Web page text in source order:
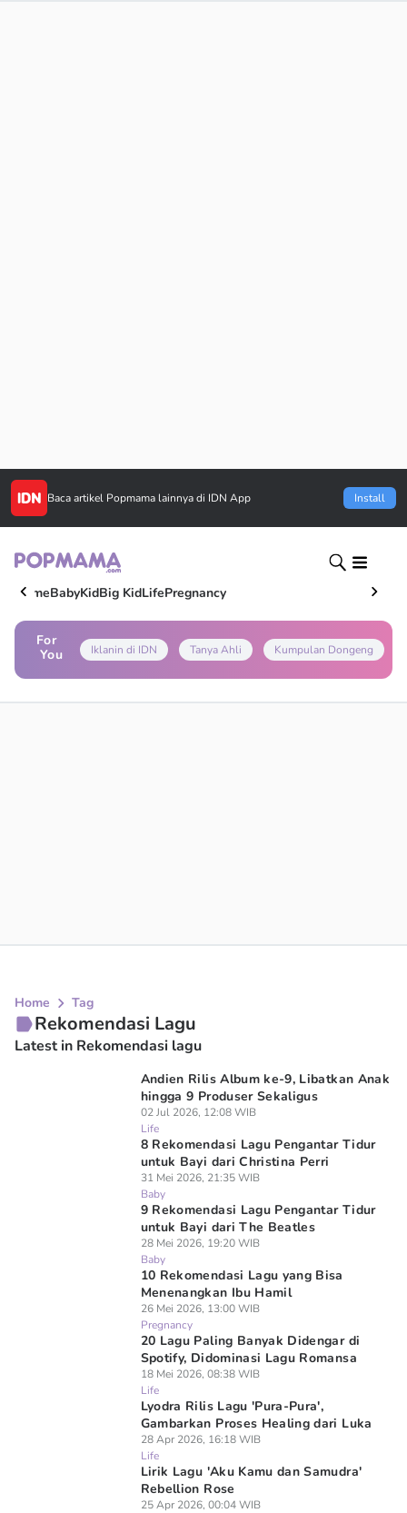
Baca artikel Popmama lainnya di IDN App Install
HomeBabyKidBig KidLifePregnancy
For
You
Iklanin di IDN Tanya Ahli Kumpulan Dongeng
Home Tag
Rekomendasi Lagu
Latest in Rekomendasi lagu
Andien Rilis Album ke-9, Libatkan Anak
hingga 9 Produser Sekaligus
02 Jul 2026, 12:08 WIB
Life
8 Rekomendasi Lagu Pengantar Tidur
untuk Bayi dari Christina Perri
31 Mei 2026, 21:35 WIB
Baby
9 Rekomendasi Lagu Pengantar Tidur
untuk Bayi dari The Beatles
28 Mei 2026, 19:20 WIB
Baby
10 Rekomendasi Lagu yang Bisa
Menenangkan Ibu Hamil
26 Mei 2026, 13:00 WIB
Pregnancy
20 Lagu Paling Banyak Didengar di
Spotify, Didominasi Lagu Romansa
18 Mei 2026, 08:38 WIB
Life
Lyodra Rilis Lagu 'Pura-Pura',
Gambarkan Proses Healing dari Luka
28 Apr 2026, 16:18 WIB
Life
Lirik Lagu 'Aku Kamu dan Samudra'
Rebellion Rose
25 Apr 2026, 00:04 WIB